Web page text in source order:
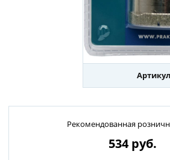
Рекомендованная
534руб.